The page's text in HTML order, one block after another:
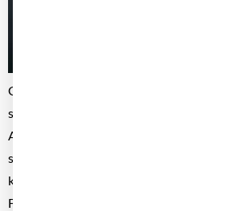
Große Fuhrparks bringen große
steigende Komplexität, hohe Kosten und
Anforderungen an Compliance. Klassische
schnell an ihre Grenzen. Mit der richtigen
können Sie Prozesse automatisieren,
Flotte effizient steuern.